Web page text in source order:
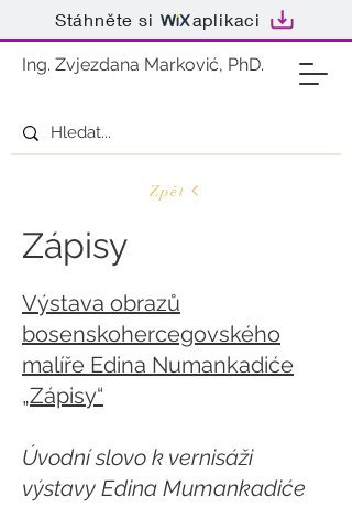
Stáhněte si aplikaci
Ing. Zvjezdana Marković, PhD.
Zpět
Zápisy
Výstava obrazů
bosenskohercegovského
malíře Edina Numankadiće
„Zápisy“
Úvodní slovo k vernisáži
výstavy Edina Mumankadiće